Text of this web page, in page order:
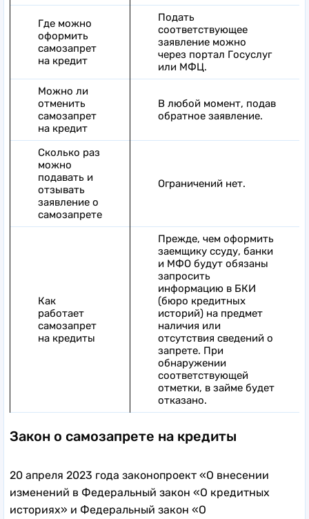
Где можно
оформить
самозапрет
на кредит
Подать
соответствующее
заявление можно
через портал Госуслуг
или МФЦ.
Можно ли
отменить
самозапрет
на кредит
В любой момент, подав
обратное заявление.
Сколько раз
можно
подавать и
отзывать
заявление о
самозапрете
Ограничений нет.
Как
работает
самозапрет
на кредиты
Прежде, чем оформить
заемщику ссуду, банки
и МФО будут обязаны
запросить
информацию в БКИ
(бюро кредитных
историй) на предмет
наличия или
отсутствия сведений о
запрете. При
обнаружении
соответствующей
отметки, в займе будет
отказано.
Закон о самозапрете на кредиты
20 апреля 2023 года законопроект «О внесении
изменений в Федеральный закон «О кредитных
историях» и Федеральный закон «О